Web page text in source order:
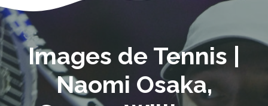
Images de Tennis |
Naomi Osaka,